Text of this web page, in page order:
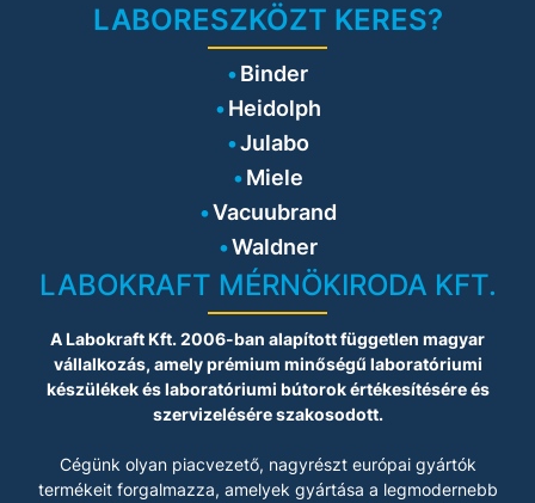
páratartalomig. A BINDER LED
növénymegvilágító modulokkal
kombinálva ezek az eszközök
tökéletes megoldást jelentenek a
professzionális növénynevelési
projektekhez, ahol a fény és a klíma
finomhangolása kulcsfontosságú.
LABORESZKÖZT KERES?
Binder
Heidolph
Julabo
Miele
Vacuubrand
Waldner
LABOKRAFT MÉRNÖKIRODA KFT.
A Labokraft Kft. 2006-ban alapított független magyar
vállalkozás, amely prémium minőségű laboratóriumi
készülékek és laboratóriumi bútorok értékesítésére és
szervizelésére szakosodott.
Cégünk olyan piacvezető, nagyrészt európai gyártók
termékeit forgalmazza, amelyek gyártása a legmodernebb